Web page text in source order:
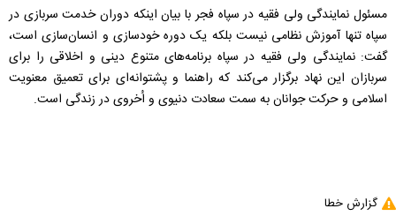
مسئول نمایندگی ولی فقیه در سپاه فجر با بیان اینکه دوران خدمت سربازی در
سپاه تنها آموزش نظامی نیست بلکه یک دوره خودسازی و انسان‌سازی است،
گفت: نمایندگی ولی فقیه در سپاه برنامه‌های متنوع دینی و اخلاقی را برای
سربازان این نهاد برگزار می‌کند که راهنما و پشتوانه‌ای برای تعمیق معنویت
اسلامی و حرکت جوانان به سمت سعادت دنیوی و اُخروی در زندگی است.
گزارش خطا